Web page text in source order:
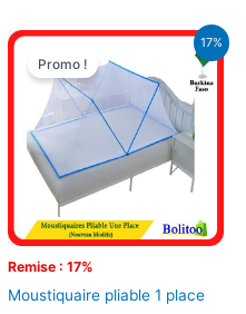
17%
Remise : 17%
Promo !
Moustiquaire pliable 1 place
Le
prix
initial
était :
11.900 CFA.
Le
actuel
est :
9.900 CFA.